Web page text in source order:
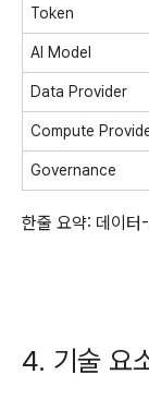
Token
AI Model
Data Provider
Compute
Governance
한줄 요약: 데이
4. 기술 요